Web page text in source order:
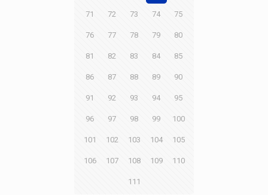
71 72 73 74 75
76 77 78 79 80
81 82 83 84 85
86 87 88 89 90
91 92 93 94 95
96 97 98 99 100
101 102 103 104 105
106 107 108 109 110
111